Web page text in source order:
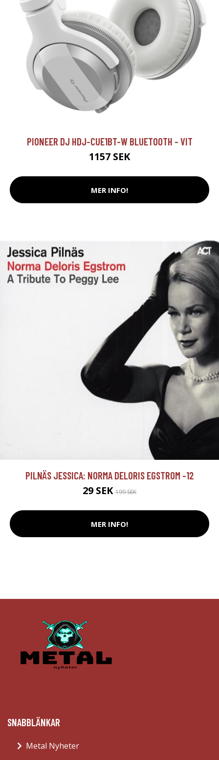
PIONEER DJ HDJ-CUE1BT-W BLUETOOTH - VIT
1157 SEK
MER INFO!
PILNÄS JESSICA: NORMA DELORIS EGSTROM -12
29 SEK 199 SEK
MER INFO!
SNABBLÄNKAR
Metal Nyheter